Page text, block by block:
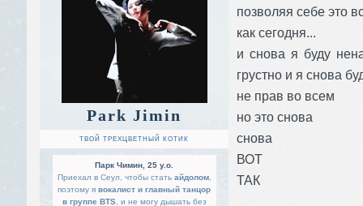
Park Jimin
ТВОЙ ТРЕХЦВЕТНЫЙ КОТИК
Парк Чимин, 25 y.o.
Приехал в Сеул, чтобы стать айдолом,
поэтому я вокалист и главный танцор
в группе BTS, и не могу дышать без
позволяя себе это
как сегодня...
и снова я буду
грустно и я снова
не прав во всем
но это снова
снова
ВОТ
ТАК